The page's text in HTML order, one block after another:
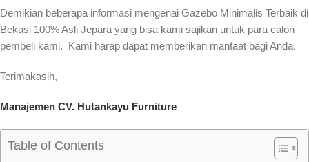
Demikian beberapa informasi mengenai Gazebo Minimalis Terbaik di
Bekasi 100% Asli Jepara yang bisa kami sajikan untuk para calon
pembeli kami. Kami harap dapat memberikan manfaat bagi Anda.
Terimakasih,
Manajemen CV. Hutankayu Furniture
Table of Contents